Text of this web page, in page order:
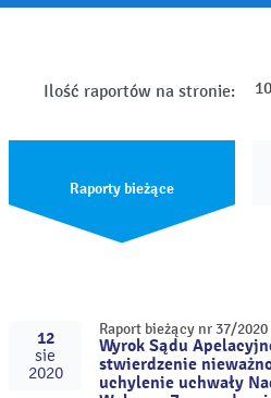
Ilość raportów na stronie: 10
Raporty bieżące
12
sie
2020
Raport bieżący nr 37/2020
Wyrok Sądu
stwierdzenie
uchylenie uchwały